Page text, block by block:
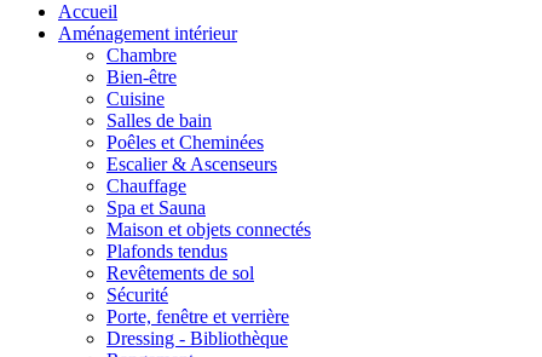
Accueil
Aménagement intérieur
Chambre
Bien-être
Cuisine
Salles de bain
Poêles et Cheminées
Escalier & Ascenseurs
Chauffage
Spa et Sauna
Maison et objets connectés
Plafonds tendus
Revêtements de sol
Sécurité
Porte, fenêtre et verrière
Dressing - Bibliothèque